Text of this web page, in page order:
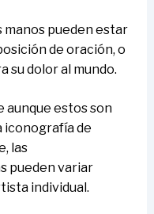
manos pueden estar
de oración, o
su dolor al mundo.
aunque estos son
iconografía de
las
pueden variar
individual.